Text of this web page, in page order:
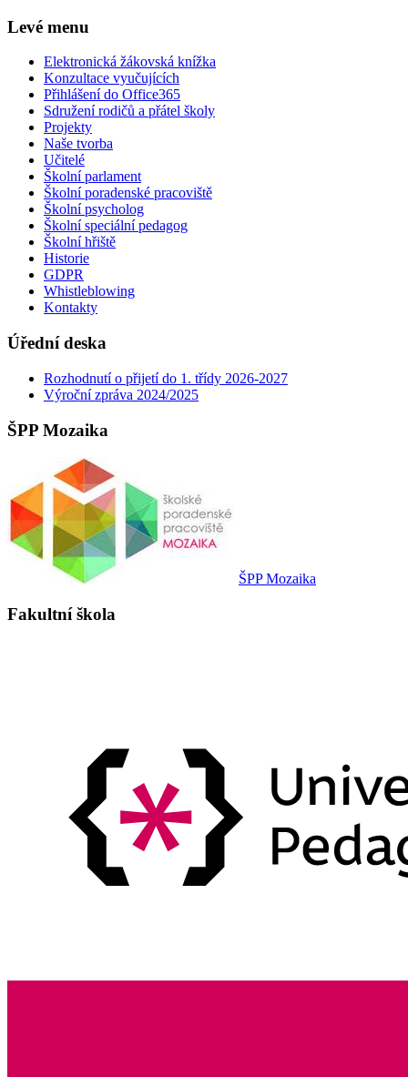
Levé menu
Elektronická žákovská knížka
Konzultace vyučujících
Přihlášení do Office365
Sdružení rodičů a přátel školy
Projekty
Naše tvorba
Učitelé
Školní parlament
Školní poradenské pracoviště
Školní psycholog
Školní speciální pedagog
Školní hřiště
Historie
GDPR
Whistleblowing
Kontakty
Úřední deska
Rozhodnutí o přijetí do 1. třídy 2026-2027
Výroční zpráva 2024/2025
ŠPP Mozaika
ŠPP Mozaika
Fakultní škola